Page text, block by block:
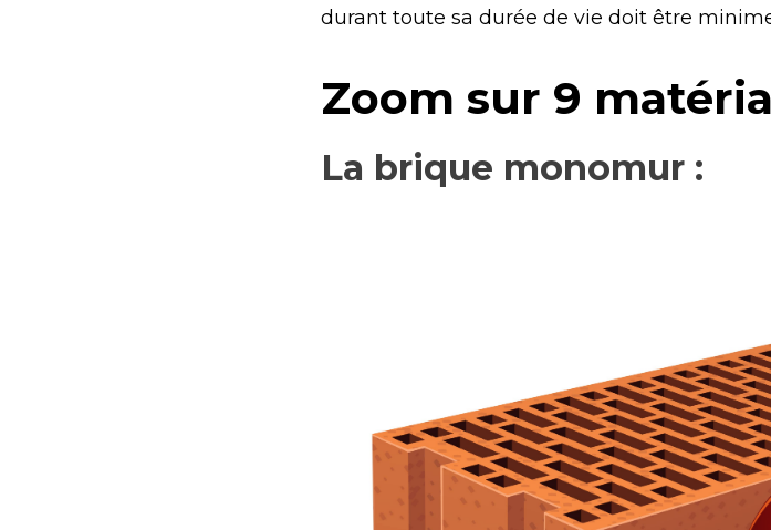
durant toute sa durée de vie doit être
Zoom sur 9
La brique monomur :